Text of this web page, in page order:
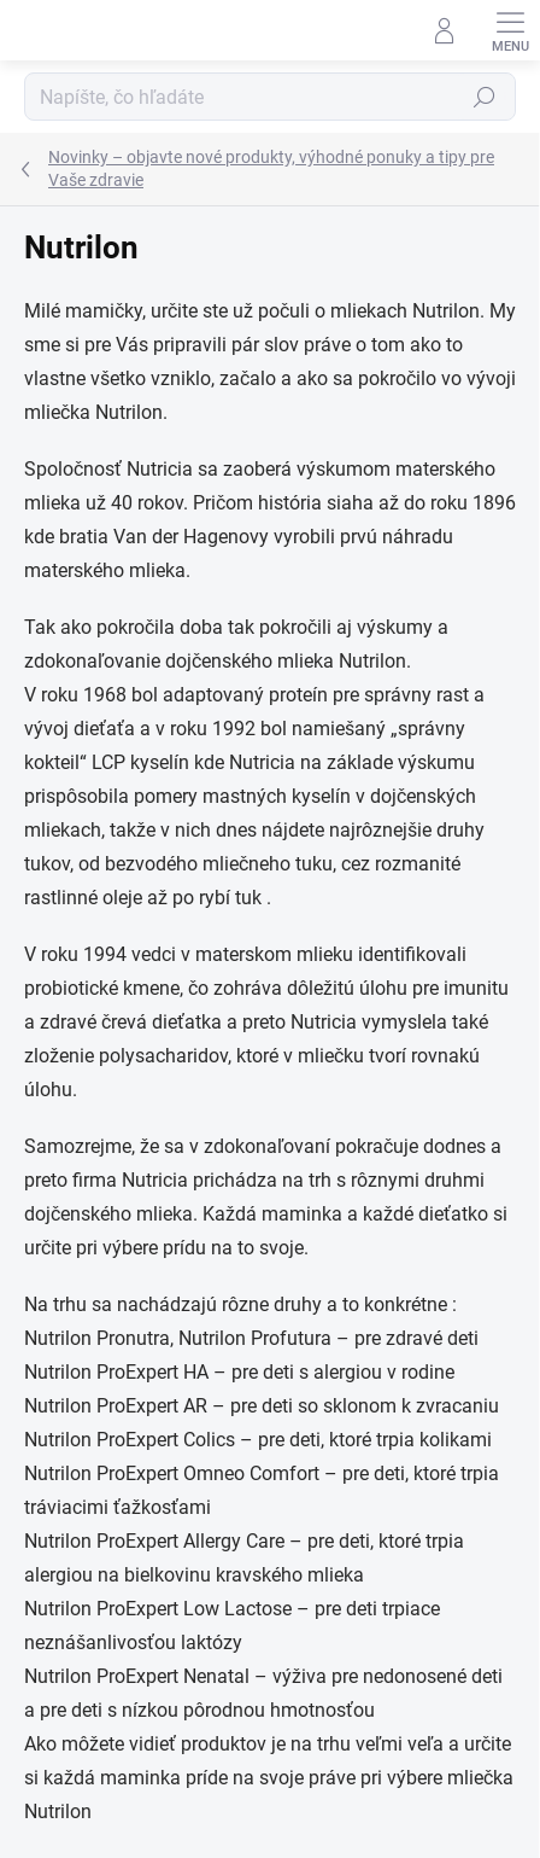
Hľadať
Novinky – objavte nové produkty, výhodné ponuky a tipy pre
Vaše zdravie
Nutrilon
Milé mamičky, určite ste už počuli o mliekach Nutrilon. My
sme si pre Vás pripravili pár slov práve o tom ako to
vlastne všetko vzniklo, začalo a ako sa pokročilo vo vývoji
mliečka Nutrilon.
Spoločnosť Nutricia sa zaoberá výskumom materského
mlieka už 40 rokov. Pričom história siaha až do roku 1896
kde bratia Van der Hagenovy vyrobili prvú náhradu
materského mlieka.
Tak ako pokročila doba tak pokročili aj výskumy a
zdokonaľovanie dojčenského mlieka Nutrilon.
V roku 1968 bol adaptovaný proteín pre správny rast a
vývoj dieťaťa a v roku 1992 bol namiešaný „správny
kokteil“ LCP kyselín kde Nutricia na základe výskumu
prispôsobila pomery mastných kyselín v dojčenských
mliekach, takže v nich dnes nájdete najrôznejšie druhy
tukov, od bezvodého mliečneho tuku, cez rozmanité
rastlinné oleje až po rybí tuk .
V roku 1994 vedci v materskom mlieku identifikovali
probiotické kmene, čo zohráva dôležitú úlohu pre imunitu
a zdravé črevá dieťatka a preto Nutricia vymyslela také
zloženie polysacharidov, ktoré v mliečku tvorí rovnakú
úlohu.
Samozrejme, že sa v zdokonaľovaní pokračuje dodnes a
preto firma Nutricia prichádza na trh s rôznymi druhmi
dojčenského mlieka. Každá maminka a každé dieťatko si
určite pri výbere prídu na to svoje.
Na trhu sa nachádzajú rôzne druhy a to konkrétne :
Nutrilon Pronutra, Nutrilon Profutura – pre zdravé deti
Nutrilon ProExpert HA – pre deti s alergiou v rodine
Nutrilon ProExpert AR – pre deti so sklonom k zvracaniu
Nutrilon ProExpert Colics – pre deti, ktoré trpia kolikami
Nutrilon ProExpert Omneo Comfort – pre deti, ktoré trpia
tráviacimi ťažkosťami
Nutrilon ProExpert Allergy Care – pre deti, ktoré trpia
alergiou na bielkovinu kravského mlieka
Nutrilon ProExpert Low Lactose – pre deti trpiace
neznášanlivosťou laktózy
Nutrilon ProExpert Nenatal – výživa pre nedonosené deti
a pre deti s nízkou pôrodnou hmotnosťou
Ako môžete vidieť produktov je na trhu veľmi veľa a určite
si každá maminka príde na svoje práve pri výbere mliečka
Nutrilon